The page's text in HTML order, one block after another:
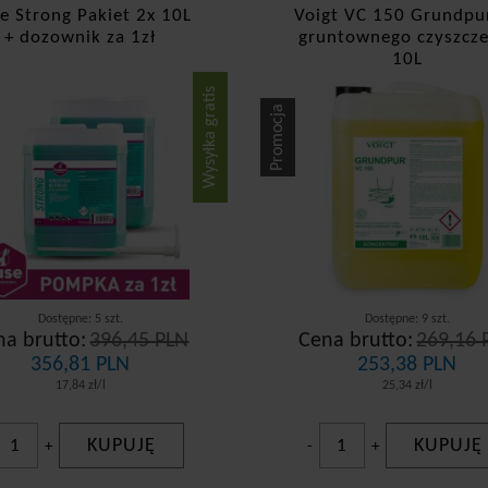
Strong Pakiet 2x 10L
+ dozownik za 1zł
Dostępne: 5 szt.
brutto: 396,45 PLN
356,81 PLN
17,84 zł/l
Wysyłka gratis
+ KUPUJĘ
Voigt VC 150
gruntownego
10L
Dostępne: 9 szt.
Cena brutto: 269,16
253,38 PLN
25,34 zł/l
Promocja
- + KUPUJĘ